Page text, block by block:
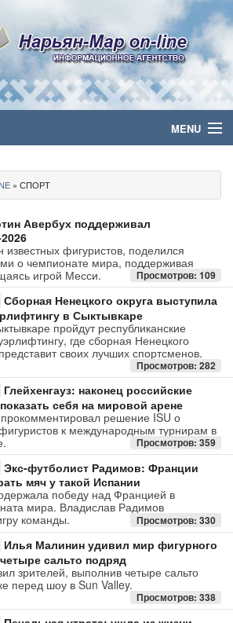
MENU
» СПОРТ
Авербух поддерживал
фигуристов, поделился
о чемпионате мира, поддерживая
игрой Месси.
Просмотров: 109
Сборная Ненецкого округа выступила
в Сыктывкаре
пройдут республиканские
где сборная Ненецкого
своих лучших спортсменов.
Просмотров: 282
Глейхенгауз: наконец российские
себя на мировой арене
решение ISU о
к международным турнирам в
Просмотров: 359
Экс-футболист Радимов: Франции
мяч у такой Испании
победу над Францией в
мира. Владислав Радимов
команды.
Просмотров: 330
Илья Малинин удивил мир фигурного
сальто подряд
зрителей, выполнив четыре сальто
перед шоу в Sun Valley.
Просмотров: 338